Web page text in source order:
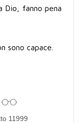
Dio, fanno pena
sono capace.
11999